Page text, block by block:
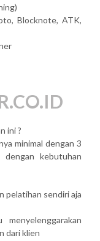
Blocknote, ATK,
ini ?
minimal dengan 3
kebutuhan
pelatihan sendiri aja
dari klien